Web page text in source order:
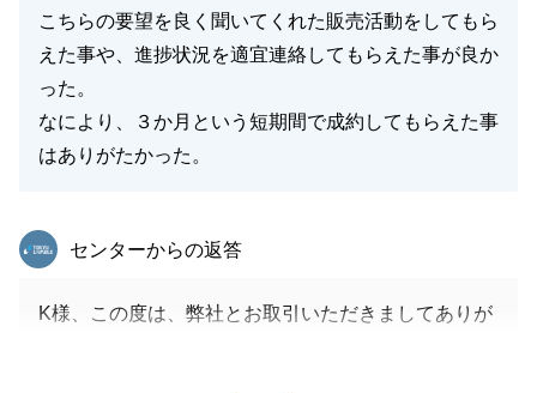
ます。
閉じる
こちらの要望を良く聞いてくれた販売活動をしてもら
えた事や、進捗状況を適宜連絡してもらえた事が良か
った。
なにより、３か月という短期間で成約してもらえた事
はありがたかった。
東急リバブル
センターからの返答
K様、この度は、弊社とお取引いただきましてありが